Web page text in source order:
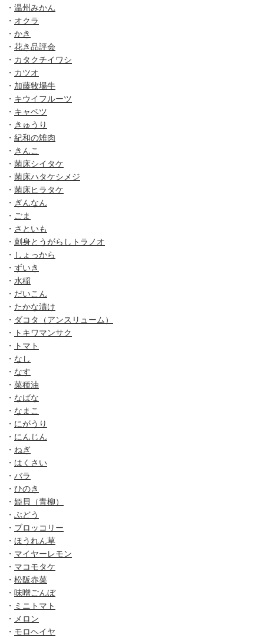
・ 温州みかん
・ オクラ
・ かき
・ 花き品評会
・ カタクチイワシ
・ カツオ
・ 加藤牧場牛
・ キウイフルーツ
・ キャベツ
・ きゅうり
・ 紀和の雉肉
・ きんこ
・ 菌床シイタケ
・ 菌床ハタケシメジ
・ 菌床ヒラタケ
・ ぎんなん
・ ごま
・ さといも
・ 刺身とうがらしトラノオ
・ しょっから
・ ずいき
・ 水稲
・ だいこん
・ たかな漬け
・ ダコタ（アンスリューム）
・
トキワマンサク
・
トマト
・ なし
・ なす
・ 菜種油
・ なばな
・ なまこ
・ にがうり
・ にんじん
・ ねぎ
・ はくさい
・ バラ
・ ひのき
・ 姫貝（青柳）
・ ぶどう
・ ブロッコリー
・ ほうれん草
・ マイヤーレモン
・ マコモタケ
・ 松阪赤菜
・ 味噌ごんぼ
・ ミニトマト
・ メロン
・ モロヘイヤ